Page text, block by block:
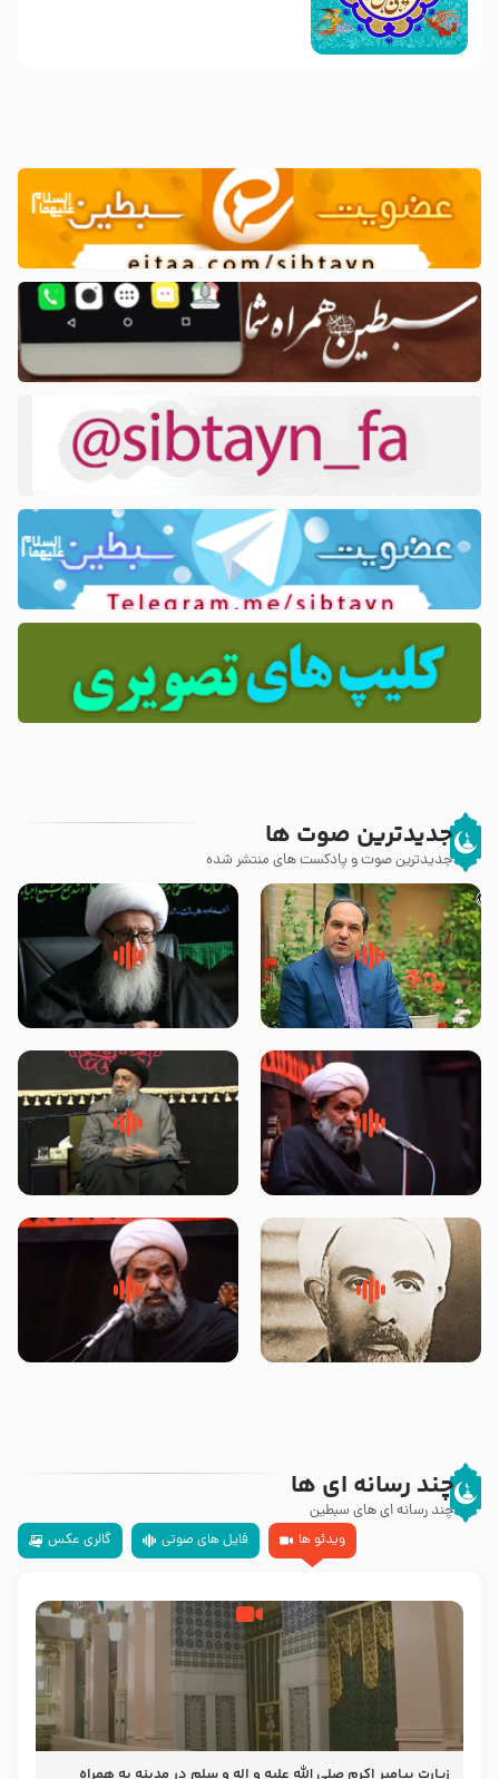
جدیدترین صوت ها
جدیدترین صوت و پادکست های منتشر شده
پیامبر صلی الله علیه وآله و سلم
فرمودند وای بر بچه های آخر
زوّار اربعین امام حسین (علیه
السلام) با این اشتیاق به زیارت
روضه جانسوز پاره های جگر امام
حسن مجتبی علیه السلام-حجت
لقب حضرت رقیه سلام الله علیها به
چه معناست – حجت الاسلام علوی
روضه‌ی مجلس یزید ملعون و
اسارت اهل‌بیت علیهم‌السلام –
سلام جوانی که امام حسین علیه
السلام خودش جوابش را دادند
چند رسانه ای ها
چند رسانه ای های سبطین
ویدئو ها
فایل های صوتی گالری عکس
زیارت پیامبر اکرم صلی الله علیه و اله و سلم در مدینه به همراه